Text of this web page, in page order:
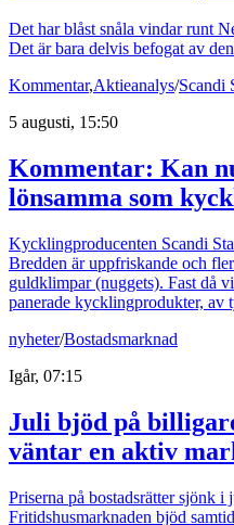
Det har blåst snåla vindar runt
Det är bara delvis befogat av
Kommentar,Aktieanalys/Scandi
5 augusti, 15:50
Kommentar: Kan
lönsamma som
Kycklingproducenten Scandi
Bredden är uppfriskande och
guldklimpar (nuggets). Fast då
panerade kycklingprodukter, av
nyheter/Bostadsmarknad
Igår, 07:15
Juli bjöd på
väntar en aktiv
Priserna på bostadsrätter sjönk
Fritidshusmarknaden bjöd